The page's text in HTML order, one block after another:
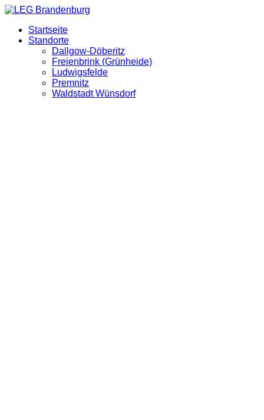
Startseite
Standorte
Dallgow-Döberitz
Freienbrink (Grünheide)
Ludwigsfelde
Premnitz
Waldstadt Wünsdorf